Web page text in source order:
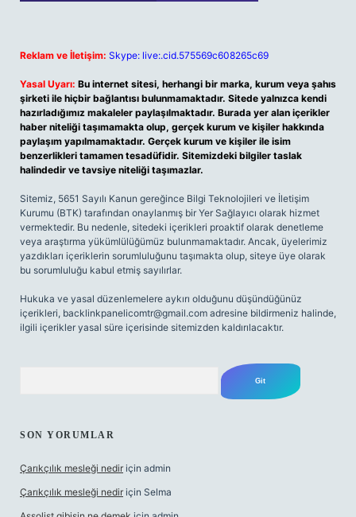
Reklam ve İletişim: Skype: live:.cid.575569c608265c69
Yasal Uyarı: Bu internet sitesi, herhangi bir marka, kurum veya şahıs
şirketi ile hiçbir bağlantısı bulunmamaktadır. Sitede yalnızca kendi
hazırladığımız makaleler paylaşılmaktadır. Burada yer alan içerikler
haber niteliği taşımamakta olup, gerçek kurum ve kişiler hakkında
paylaşım yapılmamaktadır. Gerçek kurum ve kişiler ile isim
benzerlikleri tamamen tesadüfidir. Sitemizdeki bilgiler taslak
halindedir ve tavsiye niteliği taşımazlar.
Sitemiz, 5651 Sayılı Kanun gereğince Bilgi Teknolojileri ve İletişim
Kurumu (BTK) tarafından onaylanmış bir Yer Sağlayıcı olarak hizmet
vermektedir. Bu nedenle, sitedeki içerikleri proaktif olarak denetleme
veya araştırma yükümlülüğümüz bulunmamaktadır. Ancak, üyelerimiz
yazdıkları içeriklerin sorumluluğunu taşımakta olup, siteye üye olarak
bu sorumluluğu kabul etmiş sayılırlar.
Hukuka ve yasal düzenlemelere aykırı olduğunu düşündüğünüz
içerikleri, backlinkpanelicomtr@gmail.com adresine bildirmeniz halinde,
ilgili içerikler yasal süre içerisinde sitemizden kaldırılacaktır.
SON YORUMLAR
Çarıkçılık mesleği nedir için admin
Çarıkçılık mesleği nedir için Selma